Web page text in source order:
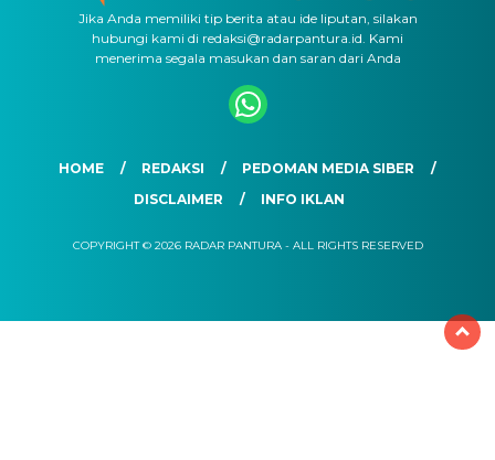
Jika Anda memiliki tip berita atau ide liputan, silakan
hubungi kami di redaksi@radarpantura.id. Kami
menerima segala masukan dan saran dari Anda
HOME REDAKSI
PEDOMAN MEDIA SIBER
DISCLAIMER
INFO IKLAN
COPYRIGHT © 2026 RADAR PANTURA - ALL RIGHTS RESERVED